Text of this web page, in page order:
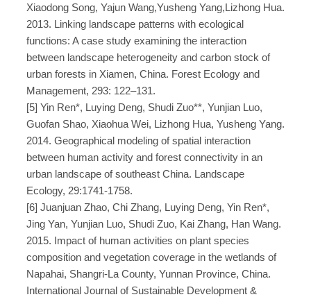
Xiaodong Song, Yajun Wang,Yusheng Yang,Lizhong Hua.
2013. Linking landscape patterns with ecological
functions: A case study examining the interaction
between landscape heterogeneity and carbon stock of
urban forests in Xiamen, China. Forest Ecology and
Management, 293: 122–131.
[5] Yin Ren*, Luying Deng, Shudi Zuo**, Yunjian Luo,
Guofan Shao, Xiaohua Wei, Lizhong Hua, Yusheng Yang.
2014. Geographical modeling of spatial interaction
between human activity and forest connectivity in an
urban landscape of southeast China. Landscape
Ecology, 29:1741-1758.
[6] Juanjuan Zhao, Chi Zhang, Luying Deng, Yin Ren*,
Jing Yan, Yunjian Luo, Shudi Zuo, Kai Zhang, Han Wang.
2015. Impact of human activities on plant species
composition and vegetation coverage in the wetlands of
Napahai, Shangri-La County, Yunnan Province, China.
International Journal of Sustainable Development &